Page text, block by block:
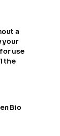
a
your
use
the
Bio